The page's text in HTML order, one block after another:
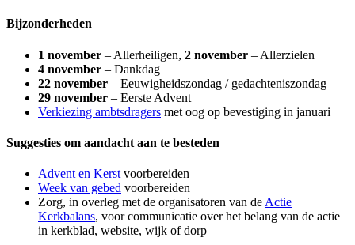
Bijzonderheden
1 november – Allerheiligen, 2 november – Allerzielen
4 november – Dankdag
22 november – Eeuwigheidszondag / gedachteniszondag
29 november – Eerste Advent
Verkiezing ambtsdragers met oog op bevestiging in januari
Suggesties om aandacht aan te besteden
Advent en Kerst voorbereiden
Week van gebed voorbereiden
Zorg, in overleg met de organisatoren van de Actie
Kerkbalans, voor communicatie over het belang van de actie
in kerkblad, website, wijk of dorp